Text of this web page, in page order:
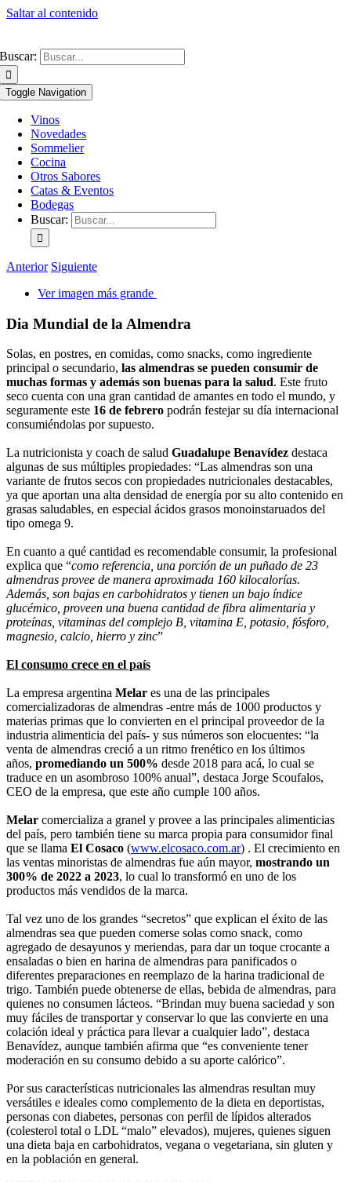
Saltar al contenido
Buscar:
Toggle Navigation
Vinos
Novedades
Sommelier
Cocina
Otros Sabores
Catas & Eventos
Bodegas
Buscar:
Anterior Siguiente
Ver imagen más grande
Dia Mundial de la Almendra
Solas, en postres, en comidas, como snacks, como ingrediente
principal o secundario, las almendras se pueden consumir de
muchas formas y además son buenas para la salud. Este fruto
seco cuenta con una gran cantidad de amantes en todo el mundo, y
seguramente este 16 de febrero podrán festejar su día internacional
consumiéndolas por supuesto.
La nutricionista y coach de salud Guadalupe Benavídez destaca
algunas de sus múltiples propiedades: “Las almendras son una
variante de frutos secos con propiedades nutricionales destacables,
ya que aportan una alta densidad de energía por su alto contenido en
grasas saludables, en especial ácidos grasos monoinstaruados del
tipo omega 9.
En cuanto a qué cantidad es recomendable consumir, la profesional
explica que “como referencia, una porción de un puñado de 23
almendras provee de manera aproximada 160 kilocalorías.
Además, son bajas en carbohidratos y tienen un bajo índice
glucémico, proveen una buena cantidad de fibra alimentaria y
proteínas, vitaminas del complejo B, vitamina E, potasio, fósforo,
magnesio, calcio, hierro y zinc”
El consumo crece en el país
La empresa argentina Melar es una de las principales
comercializadoras de almendras -entre más de 1000 productos y
materias primas que lo convierten en el principal proveedor de la
industria alimenticia del país- y sus números son elocuentes: “la
venta de almendras creció a un ritmo frenético en los últimos
años, promediando un 500% desde 2018 para acá, lo cual se
traduce en un asombroso 100% anual”, destaca Jorge Scoufalos,
CEO de la empresa, que este año cumple 100 años.
Melar comercializa a granel y provee a las principales alimenticias
del país, pero también tiene su marca propia para consumidor final
que se llama El Cosaco (www.elcosaco.com.ar) . El crecimiento en
las ventas minoristas de almendras fue aún mayor, mostrando un
300% de 2022 a 2023, lo cual lo transformó en uno de los
productos más vendidos de la marca.
Tal vez uno de los grandes “secretos” que explican el éxito de las
almendras sea que pueden comerse solas como snack, como
agregado de desayunos y meriendas, para dar un toque crocante a
ensaladas o bien en harina de almendras para panificados o
diferentes preparaciones en reemplazo de la harina tradicional de
trigo. También puede obtenerse de ellas, bebida de almendras, para
quienes no consumen lácteos. “Brindan muy buena saciedad y son
muy fáciles de transportar y conservar lo que las convierte en una
colación ideal y práctica para llevar a cualquier lado”, destaca
Benavídez, aunque también afirma que “es conveniente tener
moderación en su consumo debido a su aporte calórico”.
Por sus características nutricionales las almendras resultan muy
versátiles e ideales como complemento de la dieta en deportistas,
personas con diabetes, personas con perfil de lípidos alterados
(colesterol total o LDL “malo” elevados), mujeres, quienes siguen
una dieta baja en carbohidratos, vegana o vegetariana, sin gluten y
en la población en general.